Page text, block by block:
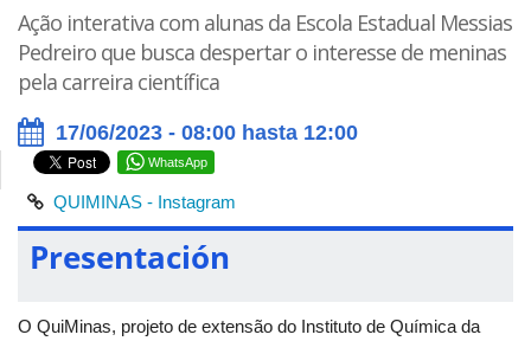
Ação interativa com alunas da Escola Estadual Messias
Pedreiro que busca despertar o interesse de meninas
pela carreira científica
17/06/2023 - 08:00 hasta 12:00
WhatsApp
QUIMINAS - Instagram
Presentación
O QuiMinas, projeto de extensão do Instituto de Química da